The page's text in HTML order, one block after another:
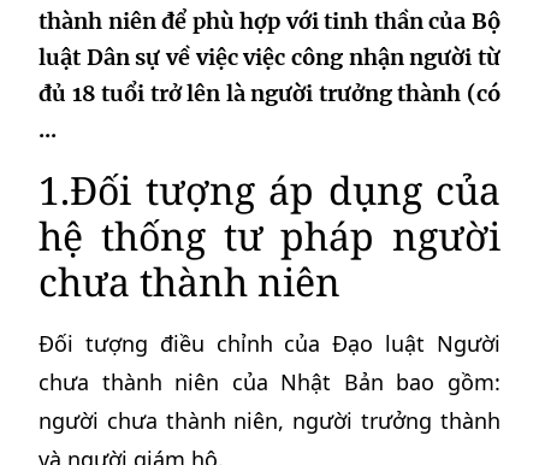
thành niên để phù hợp với tinh thần của Bộ
luật Dân sự về việc việc công nhận người từ
đủ 18 tuổi trở lên là người trưởng thành (có
...
1.Đối tượng áp dụng của
hệ thống tư pháp người
chưa thành niên
Đối tượng điều chỉnh của Đạo luật Người
chưa thành niên của Nhật Bản bao gồm:
người chưa thành niên, người trưởng thành
và người giám hộ.